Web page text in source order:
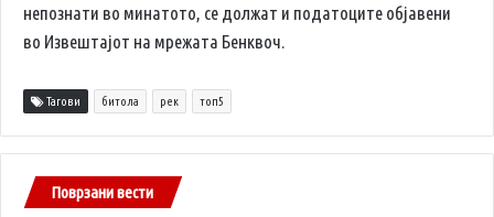
непознати во минатото, се должат и податоците објавени
во Извештајот на мрежата Бенквоч.
Тагови битола рек топ5
Поврзани вести